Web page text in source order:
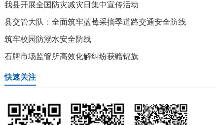
我县开展全国防灾减灾日集中宣传活动
县交管大队：全面筑牢蓝莓采摘季道路交通安全防线
筑牢校园防溺水安全防线
石牌市场监管所高效化解纠纷获赠锦旗
快速关注